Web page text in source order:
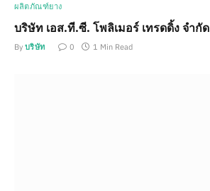
ผลิตภัณฑ์ยาง
บริษัท เอส.ที.ซี. โพลิเมอร์ เทรดดิ้ง จำกัด
By บริษัท 0 1 Min Read